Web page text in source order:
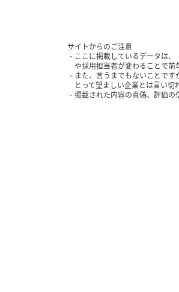
サイトからのご注意
ここに掲載しているデータは
や採用担当者が変わることで前
また、言うまでもないことで
とって望ましい企業とは言い切
掲載された内容の真偽、評価の